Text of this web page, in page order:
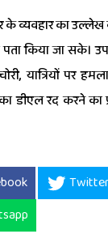
के व्यवहार का उल्लेख
किया जा सके।
यात्रियों पर
डीएल रद करने का